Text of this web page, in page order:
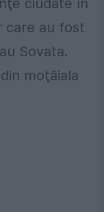
care au fost
Sovata.
moţăiala